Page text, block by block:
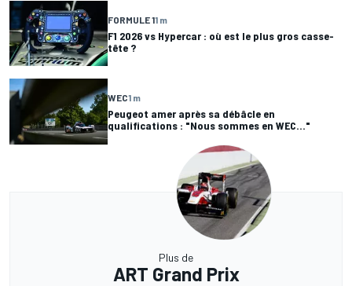
FORMULE 11 m
F1 2026 vs Hypercar : où est le plus gros casse-
tête ?
WEC1 m
Peugeot amer après sa débâcle en
qualifications : "Nous sommes en WEC..."
Plus de
ART Grand Prix